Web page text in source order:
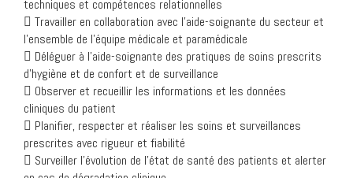
techniques et compétences relationnelles
 Travailler en collaboration avec l’aide-soignante du secteur et
l’ensemble de l’équipe médicale et paramédicale
 Déléguer à l’aide-soignante des pratiques de soins prescrits
d’hygiène et de confort et de surveillance
 Observer et recueillir les informations et les données
cliniques du patient
 Planifier, respecter et réaliser les soins et surveillances
prescrites avec rigueur et fiabilité
 Surveiller l’évolution de l’état de santé des patients et alerter